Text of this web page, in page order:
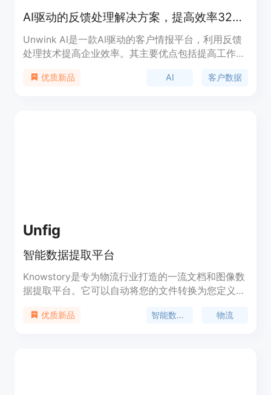
AI驱动的反馈处理解决方案，提高效率3200%，包括客户数据整合、文本和情感分析、工作流自动化等功能。
Unwink AI是一款AI驱动的客户情报平台，利用反馈
处理技术提高企业效率。其主要优点包括提高工作效
间和成本、增强客户忠诚度以及增加收入。
优质新品 AI 客户数据
Unfig
智能数据提取平台
Knowstory是专为物流行业打造的一流文档和图像数
据提取平台。它可以自动将您的文件转换为您定义的
供卓越的准确性。
优质新品 智能数据提取 物流